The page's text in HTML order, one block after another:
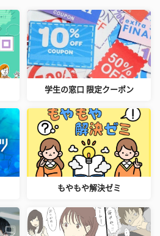
学生の窓口 限定クーポン
もやもや解決ゼミ